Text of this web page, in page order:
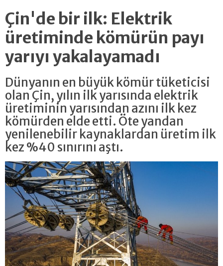
Çin'de bir ilk: Elektrik
üretiminde kömürün payı
yarıyı yakalayamadı
Dünyanın en büyük kömür tüketicisi
olan Çin, yılın ilk yarısında elektrik
üretiminin yarısından azını ilk kez
kömürden elde etti. Öte yandan
yenilenebilir kaynaklardan üretim ilk
kez %40 sınırını aştı.